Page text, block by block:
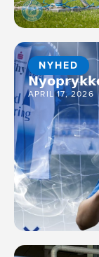
NYHED
APRIL 17, 2026